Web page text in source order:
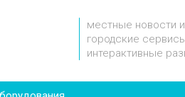
местные новости
городские
интерактивные